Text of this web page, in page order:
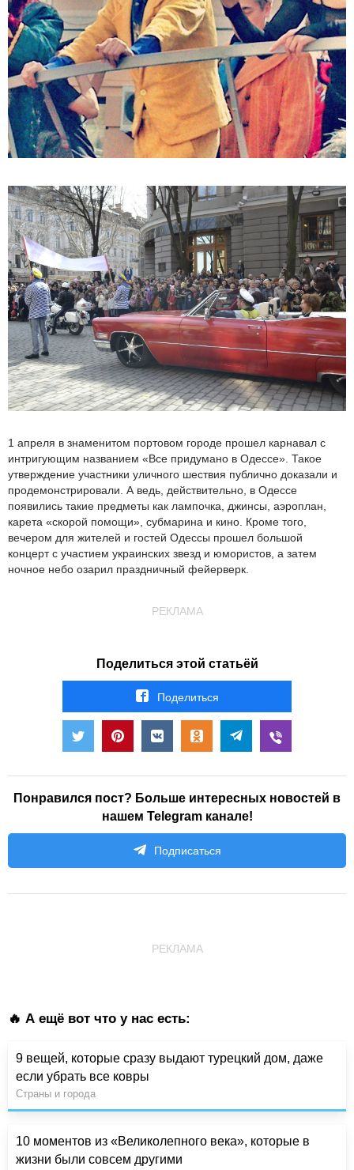
1 апреля в знаменитом портовом городе прошел карнавал с
интригующим названием «Все придумано в Одессе». Такое
утверждение участники уличного шествия публично доказали и
продемонстрировали. А ведь, действительно, в Одессе
появились такие предметы как лампочка, джинсы, аэроплан,
карета «скорой помощи», субмарина и кино. Кроме того,
вечером для жителей и гостей Одессы прошел большой
концерт с участием украинских звезд и юмористов, а затем
ночное небо озарил праздничный фейерверк.
РЕКЛАМА
Поделиться этой статьёй
Поделиться
Понравился пост? Больше интересных новостей в
нашем Telegram канале!
Подписаться
РЕКЛАМА
🔥 А ещё вот что у нас есть:
9 вещей, которые сразу выдают турецкий дом, даже
если убрать все ковры
Страны и города
10 моментов из «Великолепного века», которые в
жизни были совсем другими